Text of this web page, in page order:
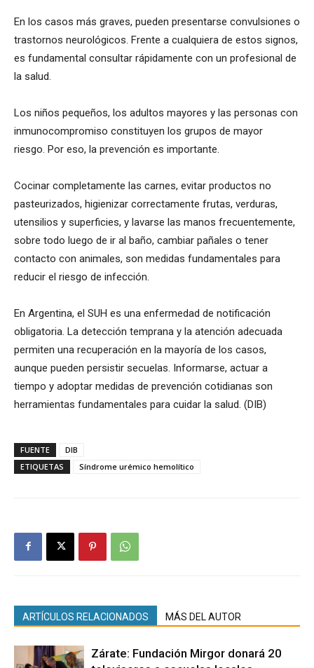
En los casos más graves, pueden presentarse convulsiones o
trastornos neurológicos. Frente a cualquiera de estos signos,
es fundamental consultar rápidamente con un profesional de
la salud.
Los niños pequeños, los adultos mayores y las personas con
inmunocompromiso constituyen los grupos de mayor
riesgo. Por eso, la prevención es importante.
Cocinar completamente las carnes, evitar productos no
pasteurizados, higienizar correctamente frutas, verduras,
utensilios y superficies, y lavarse las manos frecuentemente,
sobre todo luego de ir al baño, cambiar pañales o tener
contacto con animales, son medidas fundamentales para
reducir el riesgo de infección.
En Argentina, el SUH es una enfermedad de notificación
obligatoria. La detección temprana y la atención adecuada
permiten una recuperación en la mayoría de los casos,
aunque pueden persistir secuelas. Informarse, actuar a
tiempo y adoptar medidas de prevención cotidianas son
herramientas fundamentales para cuidar la salud. (DIB)
FUENTE
DIB
ETIQUETAS
Síndrome urémico hemolítico
ARTÍCULOS RELACIONADOS MÁS DEL AUTOR
Zárate: Fundación Mirgor donará 20